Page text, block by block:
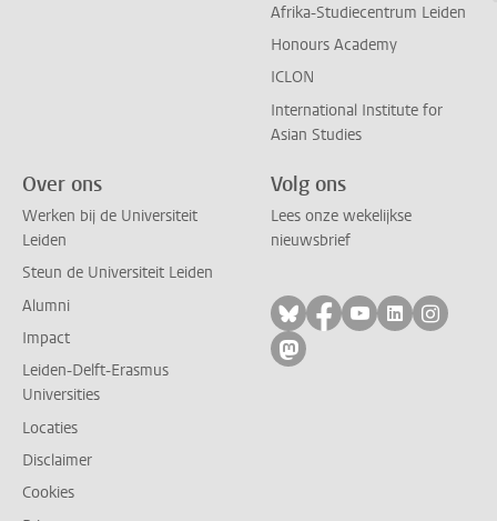
Afrika-Studiecentrum Leiden
Honours Academy
ICLON
International Institute for
Asian Studies
Over ons
Werken bij de Universiteit
Leiden
Steun de Universiteit Leiden
Alumni
Impact
Leiden-Delft-Erasmus
Universities
Locaties
Disclaimer
Cookies
Volg ons
Lees onze wekelijkse
nieuwsbrief
Volg ons op bluesky
Volg ons op
Volg ons op
Volg ons
Volg
Volg ons op mastodon